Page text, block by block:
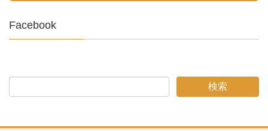
Facebook